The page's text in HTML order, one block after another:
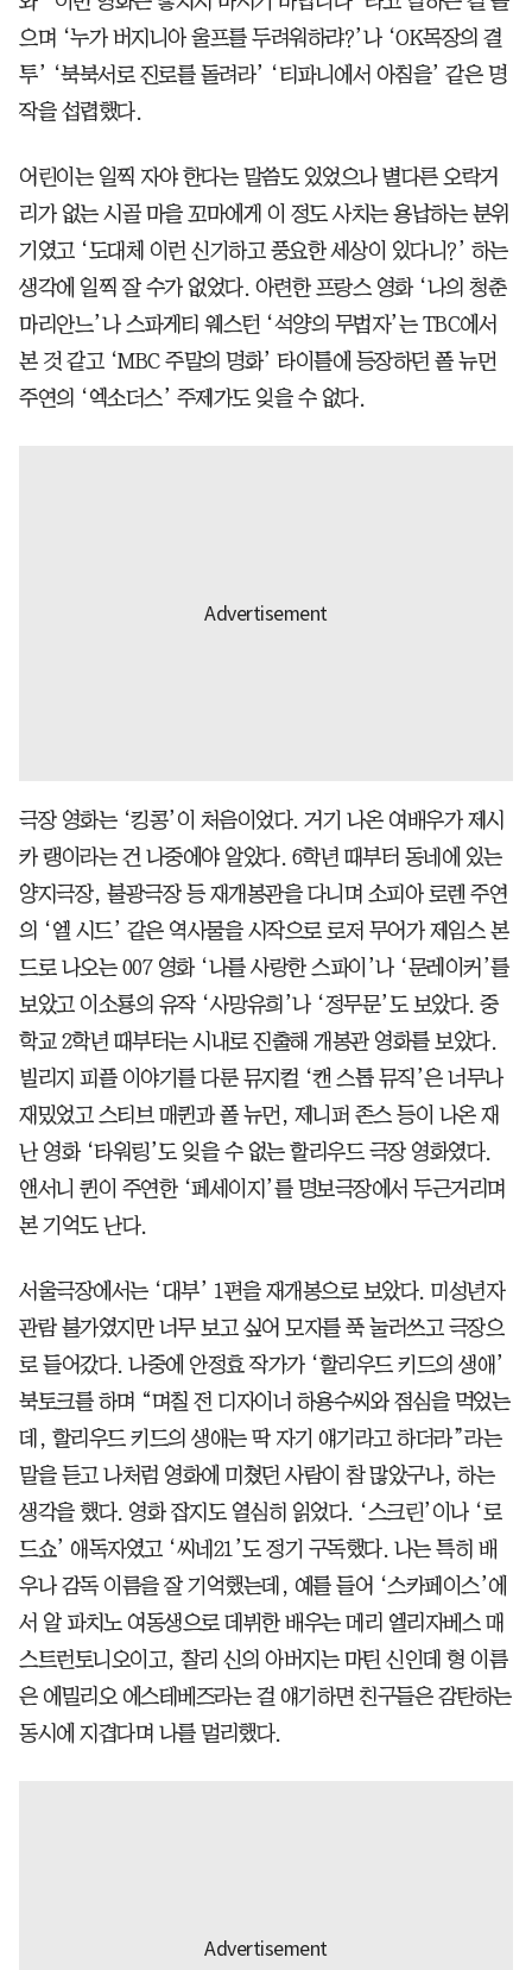
으며 ‘누가 버지니아 울프를 두려워하랴?’나 ‘OK목장의 결
투’ ‘북북서로 진로를 돌려라’ ‘티파니에서 아침을’ 같은 명
작을 섭렵했다.
어린이는 일찍 자야 한다는 말씀도 있었으나 별다른 오락거
리가 없는 시골 마을 꼬마에게 이 정도 사치는 용납하는 분위
기였고 ‘도대체 이런 신기하고 풍요한 세상이 있다니?’ 하는
생각에 일찍 잘 수가 없었다. 아련한 프랑스 영화 ‘나의 청춘
마리안느’나 스파게티 웨스턴 ‘석양의 무법자’는 TBC에서
본 것 같고 ‘MBC 주말의 명화’ 타이틀에 등장하던 폴 뉴먼
주연의 ‘엑소더스’ 주제가도 잊을 수 없다.
극장 영화는 ‘킹콩’이 처음이었다. 거기 나온 여배우가 제시
카 랭이라는 건 나중에야 알았다. 6학년 때부터 동네에 있는
양지극장, 불광극장 등 재개봉관을 다니며 소피아 로렌 주연
의 ‘엘 시드’ 같은 역사물을 시작으로 로저 무어가 제임스 본
드로 나오는 007 영화 ‘나를 사랑한 스파이’나 ‘문레이커’를
보았고 이소룡의 유작 ‘사망유희’나 ‘정무문’도 보았다. 중
학교 2학년 때부터는 시내로 진출해 개봉관 영화를 보았다.
빌리지 피플 이야기를 다룬 뮤지컬 ‘캔 스톱 뮤직’은 너무나
재밌었고 스티브 매퀸과 폴 뉴먼, 제니퍼 존스 등이 나온 재
난 영화 ‘타워링’도 잊을 수 없는 할리우드 극장 영화였다.
앤서니 퀸이 주연한 ‘페세이지’를 명보극장에서 두근거리며
본 기억도 난다.
서울극장에서는 ‘대부’ 1편을 재개봉으로 보았다. 미성년자
관람 불가였지만 너무 보고 싶어 모자를 푹 눌러쓰고 극장으
로 들어갔다. 나중에 안정효 작가가 ‘할리우드 키드의 생애’
북토크를 하며 “며칠 전 디자이너 하용수씨와 점심을 먹었는
데, 할리우드 키드의 생애는 딱 자기 얘기라고 하더라”라는
말을 듣고 나처럼 영화에 미쳤던 사람이 참 많았구나, 하는
생각을 했다. 영화 잡지도 열심히 읽었다. ‘스크린’이나 ‘로
드쇼’ 애독자였고 ‘씨네21’도 정기 구독했다. 나는 특히 배
우나 감독 이름을 잘 기억했는데, 예를 들어 ‘스카페이스’에
서 알 파치노 여동생으로 데뷔한 배우는 메리 엘리자베스 매
스트런토니오이고, 찰리 신의 아버지는 마틴 신인데 형 이름
은 에밀리오 에스테베즈라는 걸 얘기하면 친구들은 감탄하는
동시에 지겹다며 나를 멀리했다.